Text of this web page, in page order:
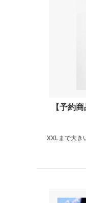
【予約
XXLまで大き